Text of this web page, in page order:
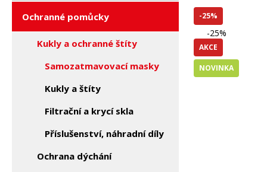
Ochranné pomůcky
Kukly a ochranné štíty
Samozatmavovací masky
Kukly a štíty
Filtrační a krycí skla
Příslušenství, náhradní díly
Ochrana dýchání
-25%
-25%
AKCE
NOVINKA